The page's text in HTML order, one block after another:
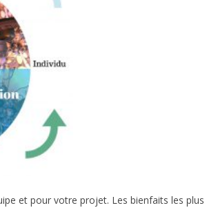
et pour votre projet. Les bienfaits les plus